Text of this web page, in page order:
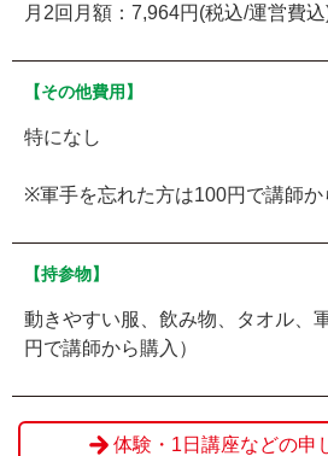
月2回月額：7,964円(税込/運営費
【その他費用】
特になし
※軍手を忘れた方は100円で講師
【持参物】
動きやすい服、飲み物、タオル、
円で講師から購入）
体験・1日講座などの申